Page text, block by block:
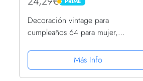
PRIME
Decoración vintage para
cumpleaños 64 para mujer,
Más Info